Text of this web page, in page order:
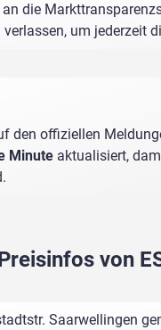
die
verlassen, um jederzeit
den offiziellen
Minute aktualisiert,
von
Saarwellingen